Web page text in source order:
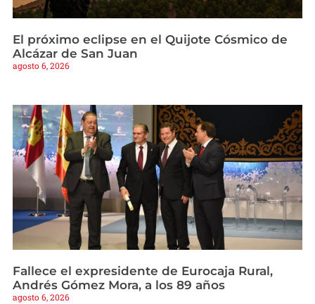
El próximo eclipse en el Quijote Cósmico de
Alcázar de San Juan
agosto 6, 2026
Fallece el expresidente de Eurocaja Rural,
Andrés Gómez Mora, a los 89 años
agosto 6, 2026